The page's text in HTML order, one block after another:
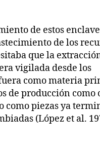
de estos
de los
que la
vigilada desde los
como materia
de producción como
como piezas ya
(López et al.